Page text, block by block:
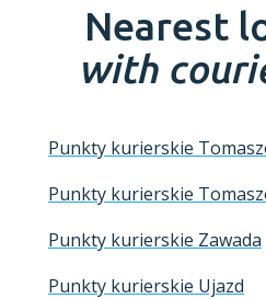
Nearest
with
Punkty kurierskie
Punkty kurierskie
Punkty kurierskie Zawada
Punkty kurierskie Ujazd